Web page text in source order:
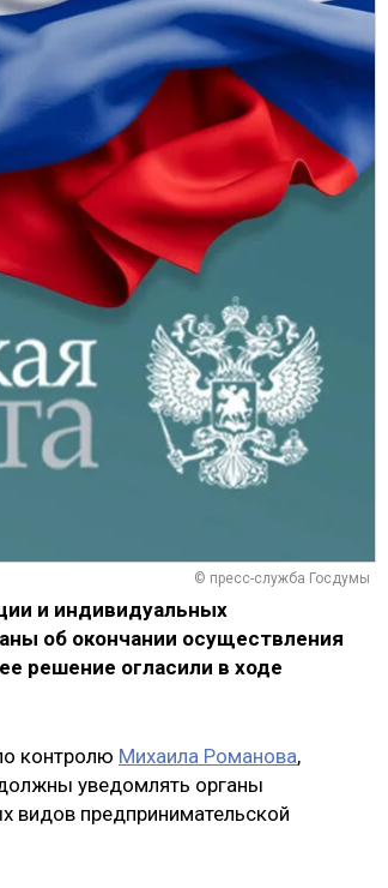
© пресс-служба Госдумы
и индивидуальных
об окончании осуществления
решение огласили в ходе
контролю Михаила Романова,
уведомлять органы
видов предпринимательской